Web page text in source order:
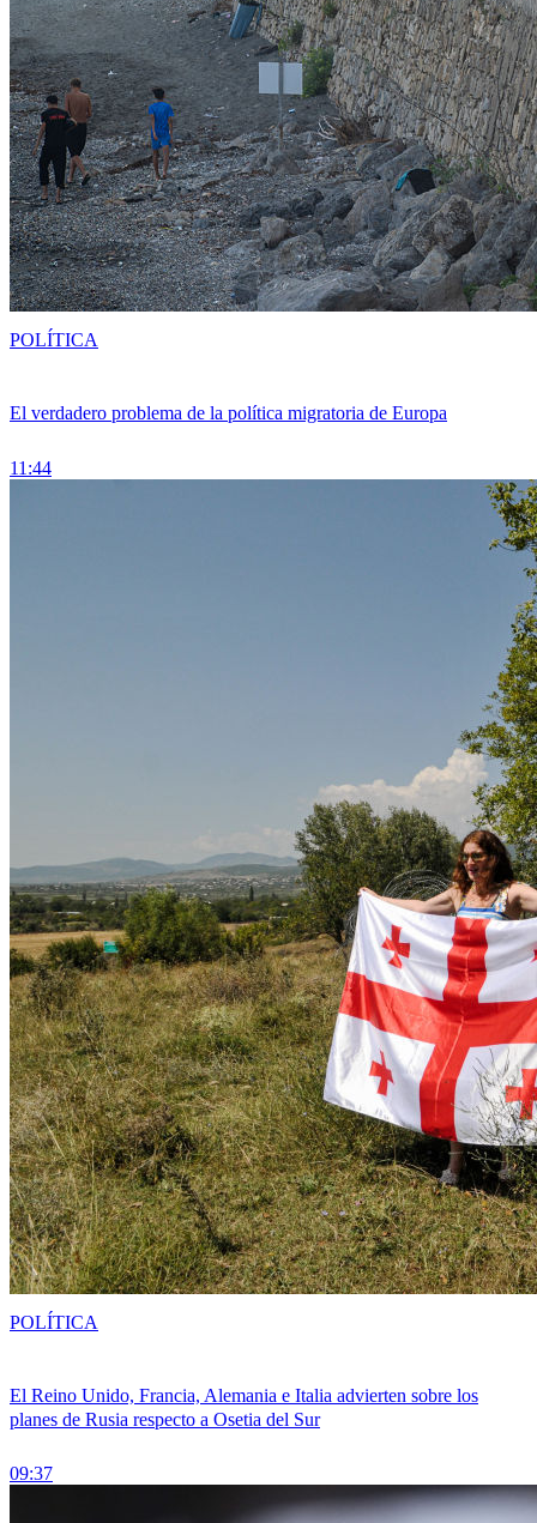
El verdadero problema de la política migratoria de Europa
11:44
POLÍTICA
El Reino Unido, Francia, Alemania e Italia advierten sobre los
planes de Rusia respecto a Osetia del Sur
09:37
POLÍTICA